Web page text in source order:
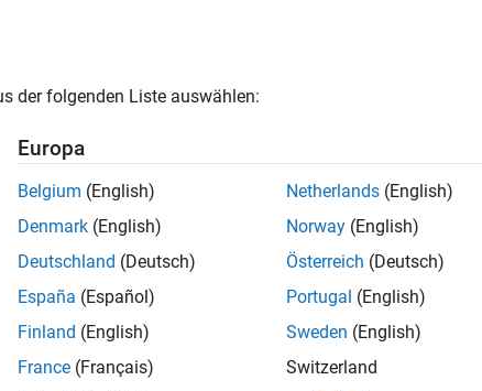
der folgenden Liste auswählen:
Europa
Belgium (English)
Denmark (English)
Deutschland (Deutsch)
España (Español)
Finland (English)
France (Français)
Netherlands (English)
Norway (English)
Österreich (Deutsch)
Portugal (English)
Sweden (English)
Switzerland